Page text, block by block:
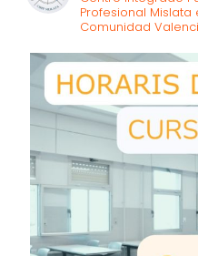
Profesional Mislata
Comunidad